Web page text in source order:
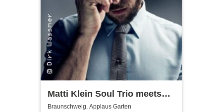
Matti Klein Soul Trio meets
Max Mutzke
Braunschweig, Applaus Garten